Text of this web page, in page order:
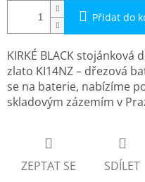
Přidat do
KIRKÉ BLACK
zlato KI14NZ – dřezová
se na baterie, nabízíme
skladovým zázemím v
ZEPTAT SE SDÍLET